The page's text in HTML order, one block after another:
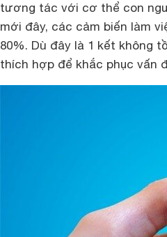
tương tác với cơ thể con
mới đây, các cảm biến làm
80%. Dù đây là 1 kết không
thích hợp để khắc phục vấn